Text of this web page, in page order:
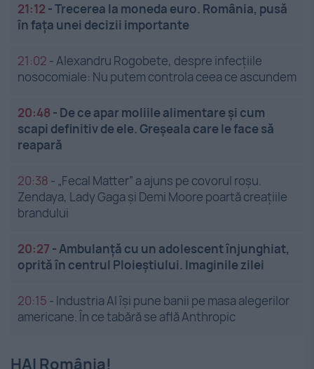
21:12 -Trecerea la moneda euro. România, pusă
în fața unei decizii importante
21:02 -Alexandru Rogobete, despre infecțiile
nosocomiale: Nu putem controla ceea ce ascundem
20:48 - De ce apar moliile alimentare și cum
scapi definitiv de ele. Greșeala care le face să
reapară
20:38 - „Fecal Matter” a ajuns pe covorul roșu.
Zendaya, Lady Gaga și Demi Moore poartă creațiile
brandului
20:27 -Ambulanță cu un adolescent înjunghiat,
oprită în centrul Ploieștiului. Imaginile zilei
20:15 - Industria AI își pune banii pe masa alegerilor
americane. În ce tabără se află Anthropic
HAI România!